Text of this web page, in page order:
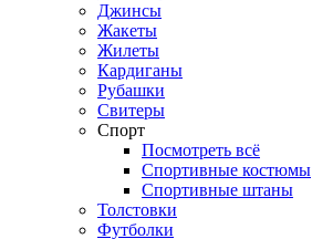
Джинсы
Жакеты
Жилеты
Кардиганы
Рубашки
Свитеры
Спорт
Посмотреть всё
Спортивные костюмы
Спортивные штаны
Толстовки
Футболки